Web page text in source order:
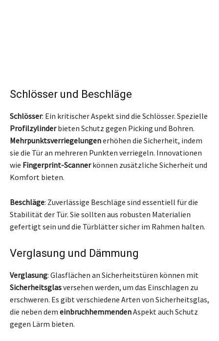
Schlösser und Beschläge
Schlösser: Ein kritischer Aspekt sind die Schlösser. Spezielle
Profilzylinderbieten Schutz gegen Picking und Bohren.
Mehrpunktsverriegelungenerhöhen die Sicherheit, indem
sie die Tür an mehreren Punkten verriegeln. Innovationen
wie Fingerprint-Scannerkönnen zusätzliche Sicherheit und
Komfort bieten.
Beschläge: Zuverlässige Beschläge sind essentiell für die
Stabilität der Tür. Sie sollten aus robusten Materialien
gefertigt sein und die Türblätter sicher im Rahmen halten.
Verglasung und Dämmung
Verglasung: Glasflächen an Sicherheitstüren können mit
Sicherheitsglasversehen werden, um das Einschlagen zu
erschweren. Es gibt verschiedene Arten von Sicherheitsglas,
die neben dem einbruchhemmendenAspekt auch Schutz
gegen Lärm bieten.